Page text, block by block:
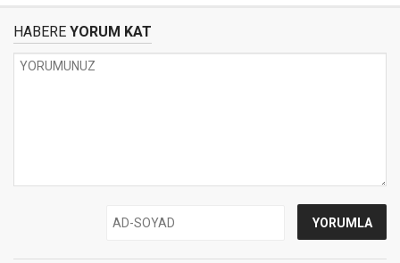
HABERE YORUM KAT